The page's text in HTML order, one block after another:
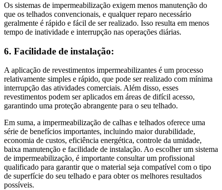
Os sistemas de impermeabilização exigem menos manutenção do
que os telhados convencionais, e qualquer reparo necessário
geralmente é rápido e fácil de ser realizado. Isso resulta em menos
tempo de inatividade e interrupção nas operações diárias.
6. Facilidade de instalação:
A aplicação de revestimentos impermeabilizantes é um processo
relativamente simples e rápido, que pode ser realizado com mínima
interrupção das atividades comerciais. Além disso, esses
revestimentos podem ser aplicados em áreas de difícil acesso,
garantindo uma proteção abrangente para o seu telhado.
Em suma, a impermeabilização de calhas e telhados oferece uma
série de benefícios importantes, incluindo maior durabilidade,
economia de custos, eficiência energética, controle da umidade,
baixa manutenção e facilidade de instalação. Ao escolher um sistema
de impermeabilização, é importante consultar um profissional
qualificado para garantir que o material seja compatível com o tipo
de superfície do seu telhado e para obter os melhores resultados
possíveis.